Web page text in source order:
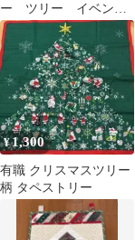
ー ツリー イベン
ト パーティ クリス
マス 緑 青 白 装飾
¥1,300
有職 クリスマスツリー
柄 タペストリー